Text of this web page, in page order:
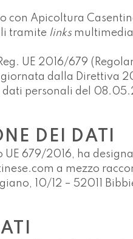
con Apicoltura
tramite links
UE 2016/679
dalla Direttiva
personali del
DEI DATI
679/2016, ha
a mezzo
10/12 – 52011